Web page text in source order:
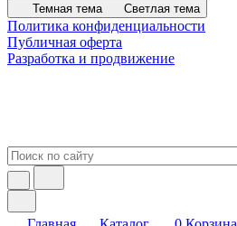
Темная тема Светлая тема
Политика конфиденциальности
Публичная оферта
Разработка и продвижение